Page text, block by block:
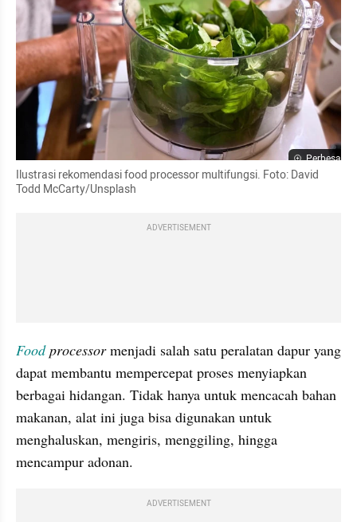
Perbesar
Ilustrasi rekomendasi food processor multifungsi. Foto: David
Todd McCarty/Unsplash
ADVERTISEMENT
Food processor menjadi salah satu peralatan dapur yang
dapat membantu mempercepat proses menyiapkan
berbagai hidangan. Tidak hanya untuk mencacah bahan
makanan, alat ini juga bisa digunakan untuk
menghaluskan, mengiris, menggiling, hingga
mencampur adonan.
ADVERTISEMENT